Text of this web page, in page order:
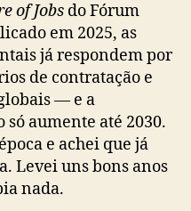
of Jobs do Fórum
em 2025, as
já respondem por
de contratação e
— e a
só aumente até 2030.
e achei que já
Levei uns bons anos
nada.